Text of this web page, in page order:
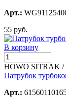
Арт.:
55 руб.
В корзину
HOWO SITRAK /
Патрубок
Арт.: